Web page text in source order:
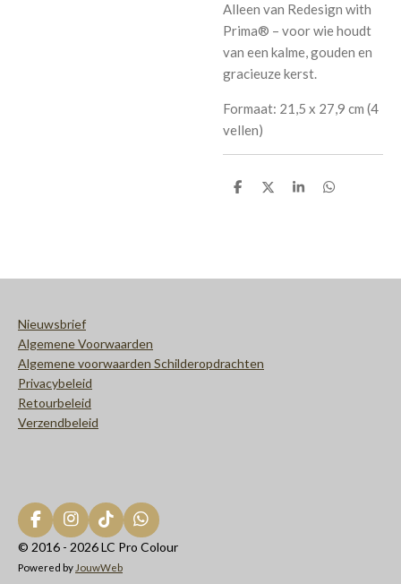
Alleen van Redesign with
Prima® – voor wie houdt
van een kalme, gouden en
gracieuze kerst.
Formaat: 21,5 x 27,9 cm (4
vellen)
D
D
S
D
Nieuwsbrief
Algemene Voorwaarden
Algemene voorwaarden Schilderopdrachten
Privacybeleid
Retourbeleid
Verzendbeleid
F
a
e
I
n
t
T
i
T
W
h
© 2016 - 2026 LC Pro Colour
Powered by JouwWeb